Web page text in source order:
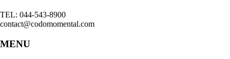
TEL: 044-543-8900
contact@codomomental.com
MENU